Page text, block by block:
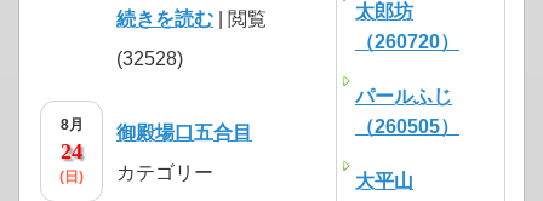
続きを読む | 閲覧
(32528)
8月
24
(日)
御殿場口五合目
カテゴリー
太郎坊
（260720）
パールふじ
（260505）
大平山